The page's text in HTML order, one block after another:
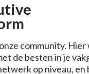
als
als
community. Hier
de besten in je
op niveau, en